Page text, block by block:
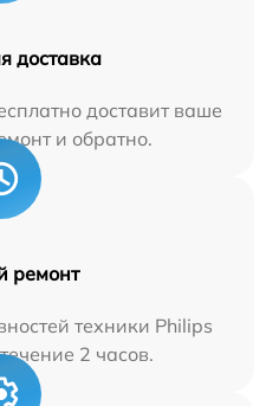
доставка
доставит ваше
и обратно.
ремонт
техники Philips
2 часов.